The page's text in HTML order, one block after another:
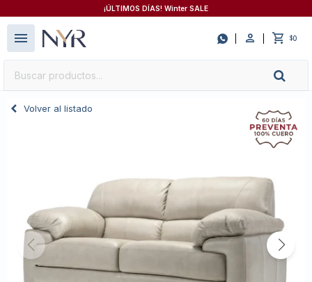
¡ÚLTIMOS DÍAS! Winter SALE
 $0
menu
Volver al listado
close